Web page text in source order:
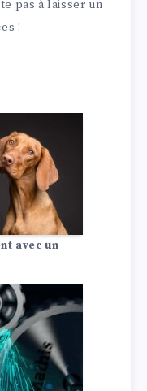
pas à laisser un
!
avec un